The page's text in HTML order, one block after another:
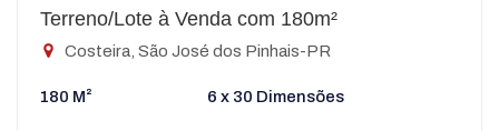
Terreno/Lote à Venda com 180m²
Costeira, São José dos Pinhais-PR
180 M² 6 x 30 Dimensões